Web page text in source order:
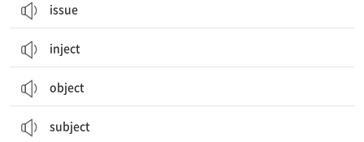
issue
inject
object
subject